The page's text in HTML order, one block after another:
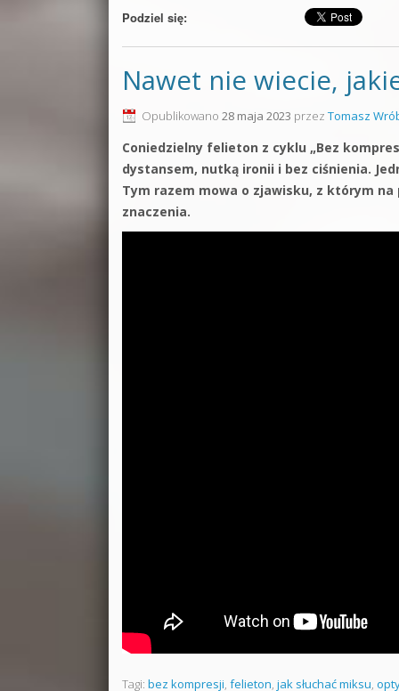
Podziel się:
Nawet nie wiecie,
Opublikowano 28 maja 2023 przez Tomasz
Coniedzielny felieton z cyklu „Bez
dystansem, nutką ironii i bez ciśnienia.
Tym razem mowa o zjawisku, z którym
znaczenia.
Tagi: bez kompresji, felieton, jak słuchać miksu,